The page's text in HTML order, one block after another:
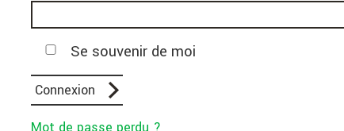
Se souvenir de moi